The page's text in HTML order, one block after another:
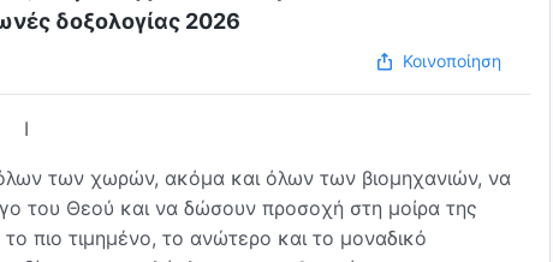
δοξολογίας 2026
Κοινοποίηση
I
των χωρών, ακόμα και όλων των βιομηχανιών, να
του Θεού και να δώσουν προσοχή στη μοίρα της
πιο τιμημένο, το ανώτερο και το μοναδικό